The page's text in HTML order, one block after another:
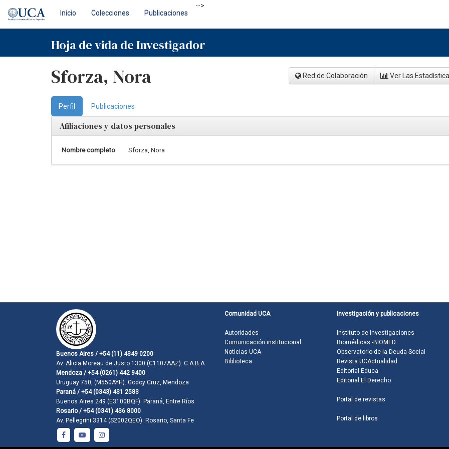
navigation
Inicio Colecciones Publicaciones
-->
Hoja de vida de Investigador
Sforza, Nora Red de Colaboración Ver Las
Perfil Publicaciones
Afiliaciones y datos personales
Nombre completo Sforza, Nora
Buenos Aires / +54 (11) 4349 0200
Av. Alicia Moreau de Justo 1300 (C1107AAZ). C.A.B.A.
Mendoza / +54 (0261) 442 9400
Uruguay 750, (M550AYH). Godoy Cruz, Mendoza
Paraná / +54 (0343) 431 2583
Buenos Aires 249 (E3100BQF). Paraná, Entre Ríos
Rosario / +54 (0341) 436 8000
Av. Pellegrini 3314 (S2002QEO). Rosario, Santa Fe
Comunidad UCA
Autoridades
Comunicación institucional
Noticias UCA
Biblioteca
Investigación y publicaciones
Instituto de Investigaciones
Biomédicas -BIOMED
Observatorio de la Deuda Social
Revista UCActualidad
Editorial Educa
Editorial El Derecho
Portal de revistas
Portal de libros